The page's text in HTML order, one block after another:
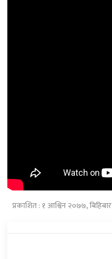
प्रकाशित : १ आश्विन २०७७, बिहिबार